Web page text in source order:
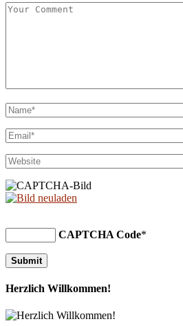
CAPTCHA Code*
Herzlich Willkommen!